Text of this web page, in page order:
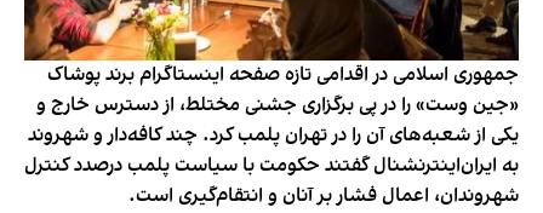
جمهوری اسلامی در اقدامی تازه صفحه اینستاگرام برند پوشاک
«جین وست» را در پی برگزاری جشنی مختلط، از دسترس خارج و
یکی از شعبه‌های آن را در تهران پلمب کرد. چند کافه‌‌دار و شهروند
به ایران‌اینترنشنال گفتند حکومت با سیاست پلمب درصدد کنترل
شهروندان، اعمال فشار بر آنان و انتقام‌گیری است.